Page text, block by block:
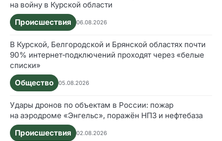
на войну в Курской области
Происшествия
06.08.2026
В Курской, Белгородской и Брянской областях почти
90% интернет‑подключений проходят через «белые
списки»
Общество
05.08.2026
Удары дронов по объектам в России: пожар
на аэродроме «Энгельс», поражён НПЗ и нефтебаза
Происшествия
02.08.2026